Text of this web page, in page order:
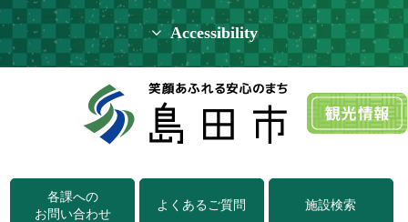
Accessibility
各課への
お問い合わせ
よくあるご質問 施設検索